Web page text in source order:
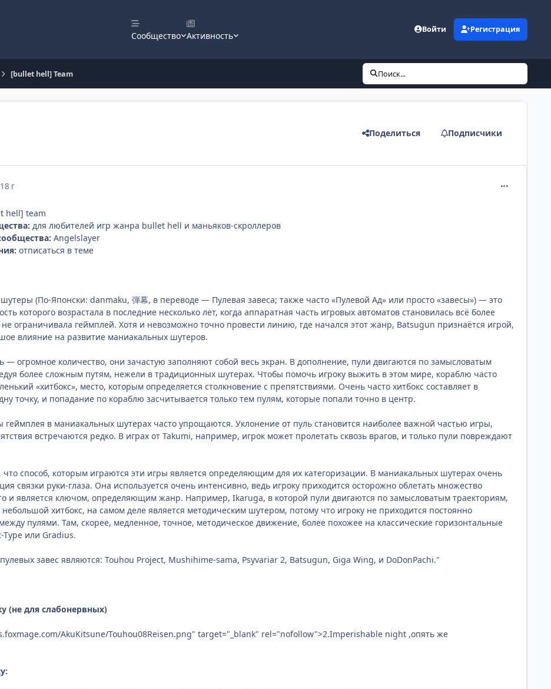
Сообщество Активность
Войти Регистрация
[bullet hell] Team Поиск...
Поделиться Подписчики
18 г
hell] team
для любителей игр жанра bullet hell и маньяков-скроллеров
Angelslayer
отписаться в теме
(По-Японски: danmaku, 弾幕, в переводе — Пулевая завеса; также часто «Пулевой Ад» или просто «завесы») — это
которого возрастала в последние несколько лет, когда аппаратная часть игровых автоматов становилась всё более
ограничивала геймплей. Хотя и невозможно точно провести линию, где начался этот жанр, Batsugun признаётся игрой,
влияние на развитие маниакальных шутеров.
— огромное количество, они зачастую заполняют собой весь экран. В дополнение, пули двигаются по замысловатым
более сложным путям, нежели в традиционных шутерах. Чтобы помочь игроку выжить в этом мире, кораблю часто
«хитбокс», место, которым определяется столкновение с препятствиями. Очень часто хитбокс составляет в
точку, и попадание по кораблю засчитывается только тем пулям, которые попали точно в центр.
геймплея в маниакальных шутерах часто упрощаются. Уклонение от пуль становится наиболее важной частью игры,
встречаются редко. В играх от Takumi, например, игрок может пролетать сквозь врагов, и только пули повреждают
что способ, которым играются эти игры является определяющим для их категоризации. В маниакальных шутерах очень
связки руки-глаза. Она используется очень интенсивно, ведь игроку приходится осторожно облетать множество
и является ключом, определяющим жанр. Например, Ikaruga, в которой пули двигаются по замысловатым траекториям,
хитбокс, на самом деле является методическим шутером, потому что игроку не приходится постоянно
пулями. Там, скорее, медленное, точное, методическое движение, более похожее на классические горизонтальные
или Gradius.
завес являются: Touhou Project, Mushihime-sama, Psyvariar 2, Batsugun, Giga Wing, и DoDonPachi."
(не для слабонервных)
AkuKitsune/Touhou08Reisen.png" target="_blank" rel="nofollow">2.Imperishable night ,опять же